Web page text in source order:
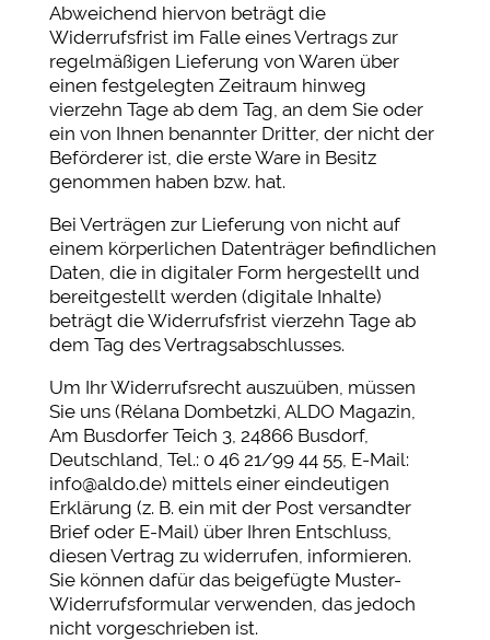
Abweichend hiervon beträgt die
Widerrufsfrist im Falle eines Vertrags zur
regelmäßigen Lieferung von Waren über
einen festgelegten Zeitraum hinweg
vierzehn Tage ab dem Tag, an dem Sie oder
ein von Ihnen benannter Dritter, der nicht der
Beförderer ist, die erste Ware in Besitz
genommen haben bzw. hat.
Bei Verträgen zur Lieferung von nicht auf
einem körperlichen Datenträger befindlichen
Daten, die in digitaler Form hergestellt und
bereitgestellt werden (digitale Inhalte)
beträgt die Widerrufsfrist vierzehn Tage ab
dem Tag des Vertragsabschlusses.
Um Ihr Widerrufsrecht auszuüben, müssen
Sie uns (Rélana Dombetzki, ALDO Magazin,
Am Busdorfer Teich 3, 24866 Busdorf,
Deutschland, Tel.: 0 46 21/99 44 55, E-Mail:
info@aldo.de) mittels einer eindeutigen
Erklärung (z. B. ein mit der Post versandter
Brief oder E-Mail) über Ihren Entschluss,
diesen Vertrag zu widerrufen, informieren.
Sie können dafür das beigefügte Muster-
Widerrufsformular verwenden, das jedoch
nicht vorgeschrieben ist.